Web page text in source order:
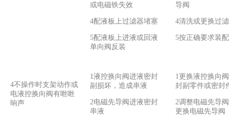
或电磁铁失效
4配液板上过滤器堵塞
5配液板上进液或回液
单向阀反装
导阀
4清洗或更换过
5按正确要求装配
4不操作时支架动作或
电液控换向阀有咝咝
响声
1液控换向阀进液密封
副损坏，造成串液
2电磁先导阀进液密封
串液
1更换液控换向
封副零件或密封
2调整电磁先导
更换电磁先导阀